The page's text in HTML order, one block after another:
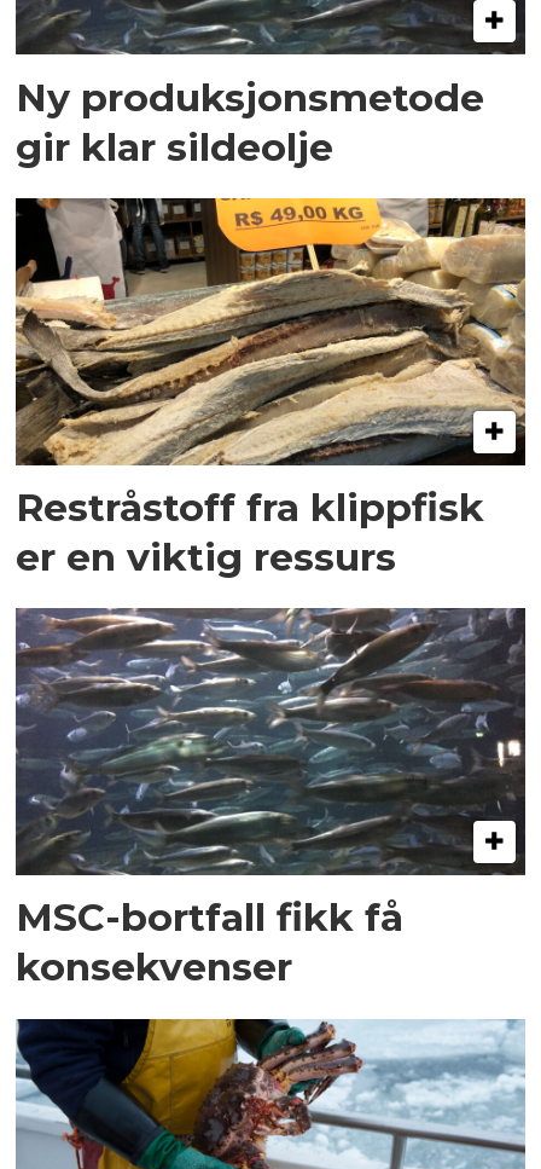
Ny produksjonsmetode
gir klar sildeolje
Restråstoff fra klippfisk
er en viktig ressurs
MSC-bortfall fikk få
konsekvenser